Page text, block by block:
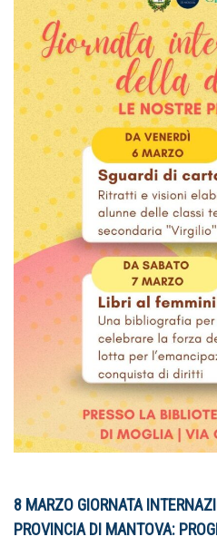
8 MARZO GIORNATA
PROVINCIA DI MANTOVA: